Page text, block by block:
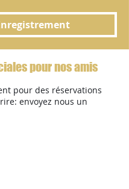
pour nos amis
pour des réservations
envoyez nous un